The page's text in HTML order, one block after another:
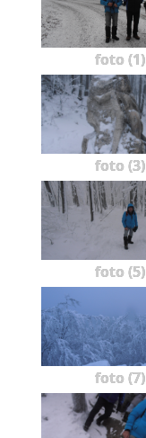
foto (1)
foto (3)
foto (5)
foto (7)